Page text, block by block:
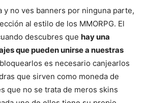
y no ves banners por ninguna parte,
al estilo de los MMORPG. El
descubres que hay una
que pueden unirse a nuestras
es necesario canjearlos
que sirven como moneda de
que no se trata de meros skins